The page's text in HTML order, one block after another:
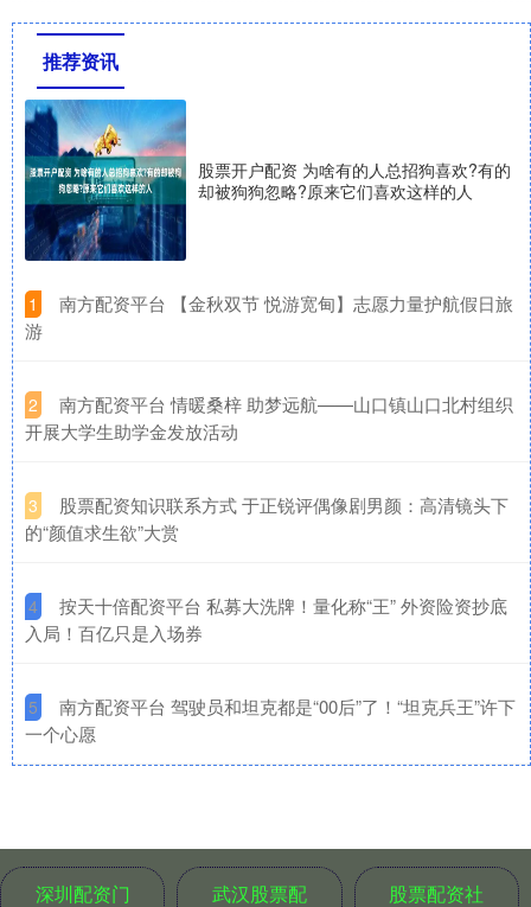
推荐资讯
股票开户配资 为啥有的人总招狗喜欢?有的
却被狗狗忽略?原来它们喜欢这样的人
1
​南方配资平台 【金秋双节 悦游宽甸】志愿力量护航假日旅
游
2
​南方配资平台 情暖桑梓 助梦远航——山口镇山口北村组织
开展大学生助学金发放活动
3
​股票配资知识联系方式 于正锐评偶像剧男颜：高清镜头下
的“颜值求生欲”大赏
4
​按天十倍配资平台 私募大洗牌！量化称“王” 外资险资抄底
入局！百亿只是入场券
5
​南方配资平台 驾驶员和坦克都是“00后”了！“坦克兵王”许下
一个心愿
深圳配资门 武汉股票配 股票配资社